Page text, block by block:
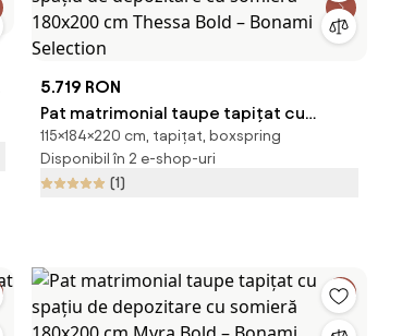
5.719 RON
Pat matrimonial taupe tapițat cu
spațiu de depozitare cu somieră
180x200 cm Thessa Bold – Bonami
Selection
115×184×220 cm, tapițat, boxspring
Disponibil în 2 e-shop-uri
(1)